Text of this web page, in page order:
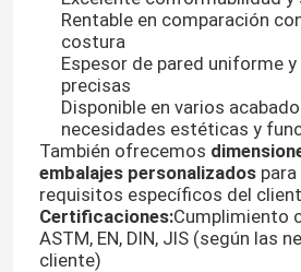
Rentable en comparación
costura
Espesor de pared uniforme
precisas
Disponible en varios
necesidades estéticas y
También ofrecemos
embalajes personalizadospara
requisitos específicos del
Certificaciones:Cumplimiento
ASTM, EN, DIN, JIS (según las
cliente)